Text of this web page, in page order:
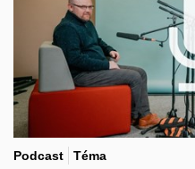
Podcast Téma